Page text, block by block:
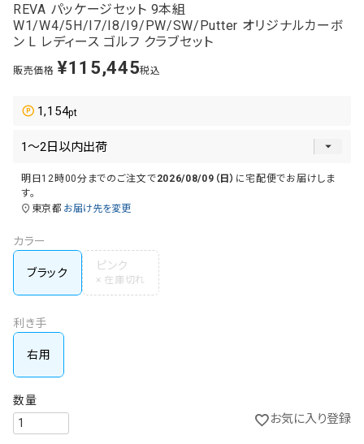
REVA パッケージセット 9本組
W1/W4/5H/I7/I8/I9/PW/SW/Putter オリジナルカーボ
ン L レディース ゴルフ クラブセット
販売価格 ¥115,445税込
1,154
明日12時00分 までのご注文で2026/08/09（日） に宅配便でお届けしま
す。
東京都 お届け先を変更
カラー
ブラック
ピンク
利き手
右用
お気に入り登録